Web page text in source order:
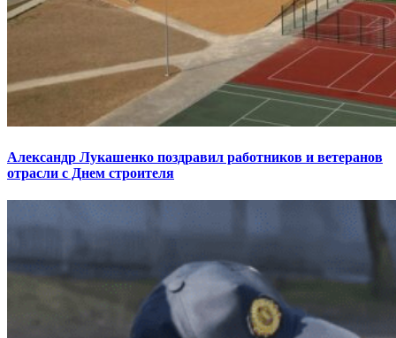
Александр Лукашенко поздравил работников и ветеранов
отрасли с Днем строителя